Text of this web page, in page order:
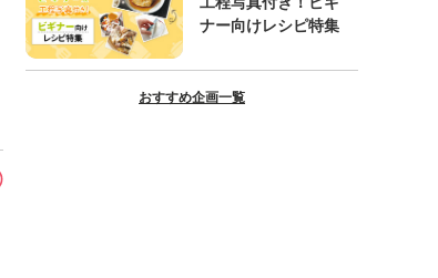
ナー向けレシピ特集
おすすめ企画一覧